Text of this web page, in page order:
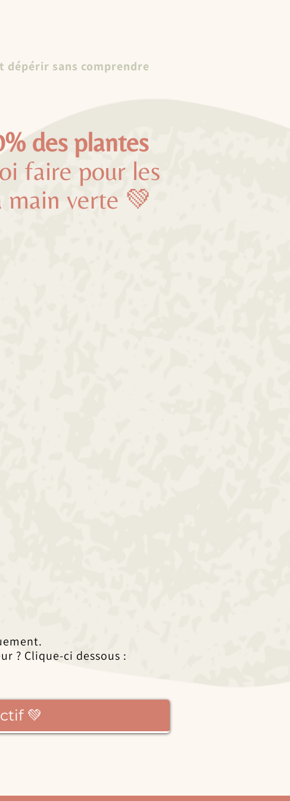
sans comprendre
des plantes
faire pour les
main verte 💚
? Clique-ci dessous :
💚